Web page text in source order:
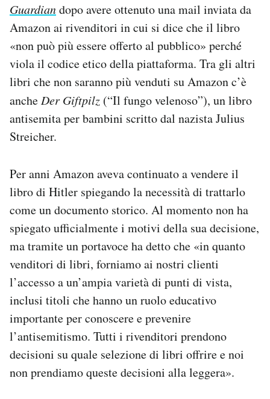
AREA PERSONALE
Area Personale
Newsletter
Hai bisogno di aiuto?
Esci
Guardiandopo avere ottenuto una mail inviata da
Amazon ai rivenditori in cui si dice che il libro
«non può più essere offerto al pubblico» perché
viola il codice etico della piattaforma. Tra gli altri
libri che non saranno più venduti su Amazon c’è
anche Der Giftpilz (“Il fungo velenoso”), un libro
antisemita per bambini scritto dal nazista Julius
Streicher.
Per anni Amazon aveva continuato a vendere il
libro di Hitler spiegando la necessità di trattarlo
come un documento storico. Al momento non ha
spiegato ufficialmente i motivi della sua decisione,
ma tramite un portavoce ha detto che «in quanto
venditori di libri, forniamo ai nostri clienti
l’accesso a un’ampia varietà di punti di vista,
inclusi titoli che hanno un ruolo educativo
importante per conoscere e prevenire
l’antisemitismo. Tutti i rivenditori prendono
decisioni su quale selezione di libri offrire e noi
non prendiamo queste decisioni alla leggera».